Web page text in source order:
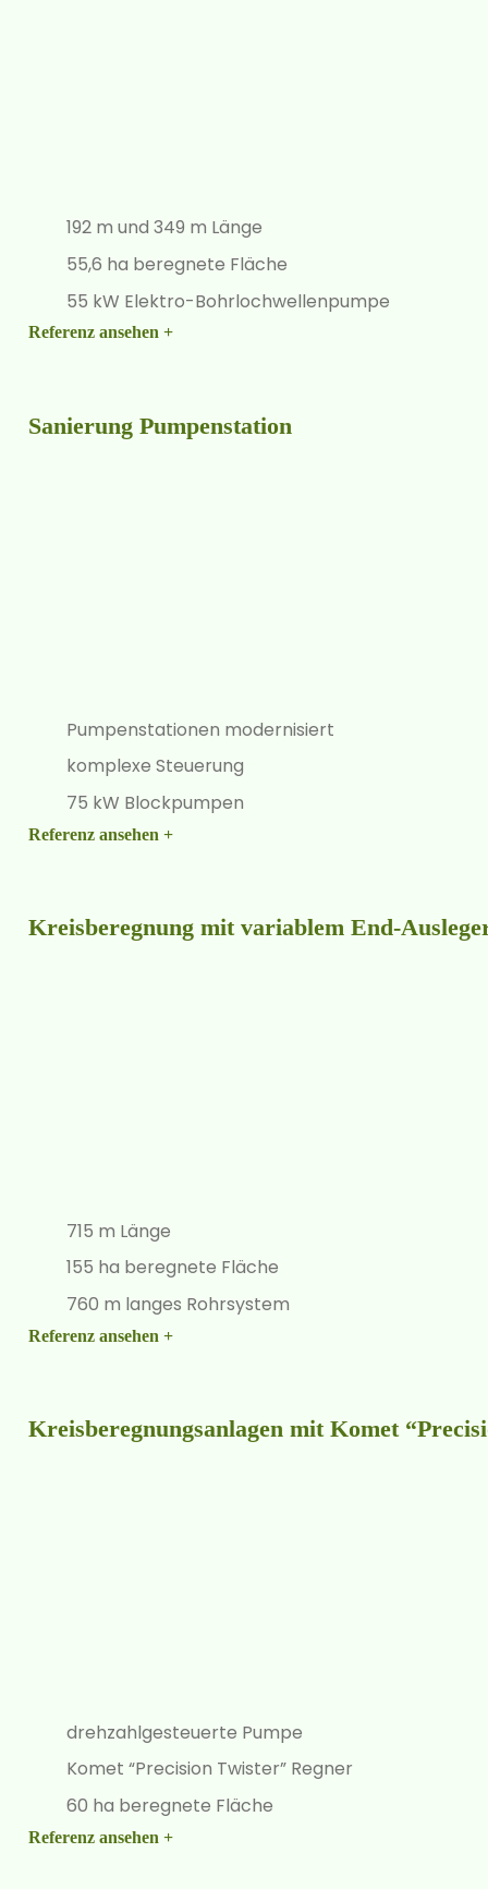
192 m und 349 m Länge
55,6 ha beregnete Fläche
55 kW Elektro-Bohrlochwellenpumpe
Referenz ansehen +
Sanierung Pumpenstation
Pumpenstationen modernisiert
komplexe Steuerung
75 kW Blockpumpen
Referenz ansehen +
Kreisberegnung mit variablem End-
715 m Länge
155 ha beregnete Fläche
760 m langes Rohrsystem
Referenz ansehen +
Kreisberegnungsanlagen mit Komet
drehzahlgesteuerte Pumpe
Komet “Precision Twister” Regner
60 ha beregnete Fläche
Referenz ansehen +